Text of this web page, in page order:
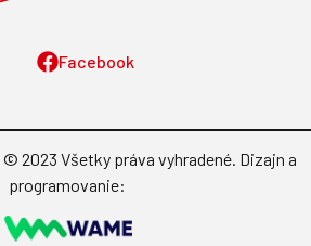
Facebook
© 2023 Všetky práva vyhradené. Dizajn a
programovanie: